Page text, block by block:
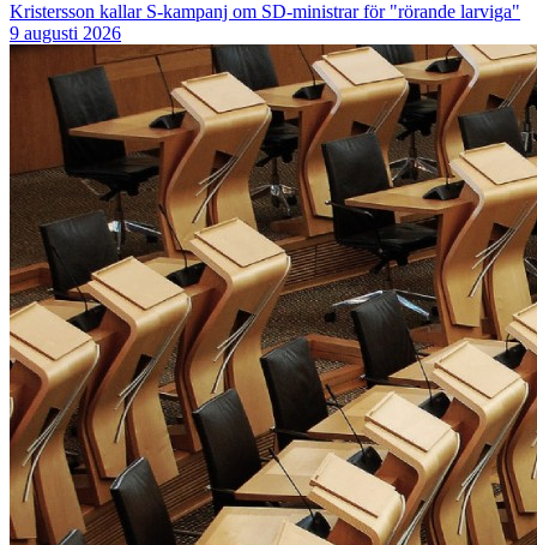
Kristersson kallar S-kampanj om SD-ministrar för "rörande larviga"
9 augusti 2026